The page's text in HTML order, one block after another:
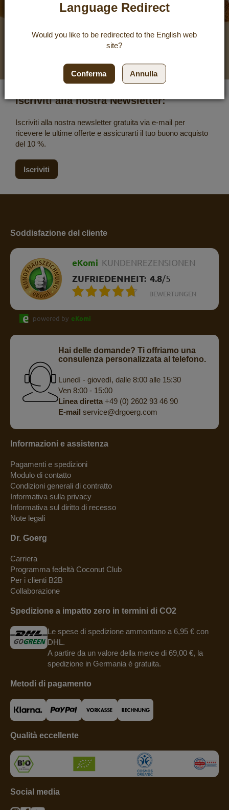
10 %
Buono sconto
Iscriviti alla nostra Newsletter:
Iscriviti alla nostra newsletter gratuita via e-mail per
ricevere le ultime offerte e assicurarti il tuo buono acquisto
del 10 %.
Iscriviti
Soddisfazione del cliente
eKomi KUNDENREZENSIONEN
ZUFRIEDENHEIT: 4.8/5
BEWERTUNGEN
powered by eKomi
Hai delle domande? Ti offriamo una
consulenza personalizzata al telefono.
Lunedì - giovedì, dalle 8:00 alle 15:30
Ven 8:00 - 15:00
Linea diretta+49 (0) 2602 93 46 90
E-mail service@drgoerg.com
Informazioni e assistenza
Pagamenti e spedizioni
Modulo di contatto
Condizioni generali di contratto
Informativa sulla privacy
Informativa sul diritto di recesso
Note legali
Dr. Goerg
Carriera
Programma fedeltà Coconut Club
Per i clienti B2B
Collaborazione
Spedizione a impatto zero in termini di CO2
Le spese di spedizione ammontano a 6,95 € con
DHL.
A partire da un valore della merce di 69,00 €, la
spedizione in Germania è gratuita.
Metodi di pagamento
Qualità eccellente
Social media
Language Redirect
Would you like to be redirected to the English web
site?
Conferma Annulla